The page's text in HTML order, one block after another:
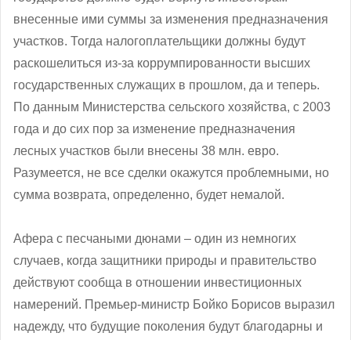
внесенные ими суммы за изменения предназначения
участков. Тогда налогоплательщики должны будут
раскошелиться из-за коррумпированности высших
государственных служащих в прошлом, да и теперь.
По данным Министерства сельского хозяйства, с 2003
года и до сих пор за изменение предназначения
лесных участков были внесены 38 млн. евро.
Разумеется, не все сделки окажутся проблемными, но
сумма возврата, определенно, будет немалой.
Афера с песчаными дюнами – один из немногих
случаев, когда защитники природы и правительство
действуют сообща в отношении инвестиционных
намерений. Премьер-министр Бойко Борисов выразил
надежду, что будущие поколения будут благодарны и